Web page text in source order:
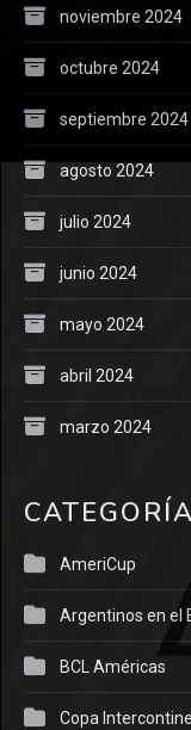
noviembre 2024
octubre 2024
septiembre 2024
agosto 2024
julio 2024
junio 2024
mayo 2024
abril 2024
marzo 2024
AmeriCup
Argentinos en el
BCL Américas
Copa